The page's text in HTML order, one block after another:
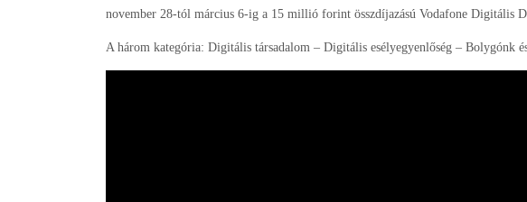
november 28-tól március 6-ig a 15 millió forint összdíjazású Vodafone Digitális
A három kategória: Digitális társadalom – Digitális esélyegyenlőség – Bolygónk